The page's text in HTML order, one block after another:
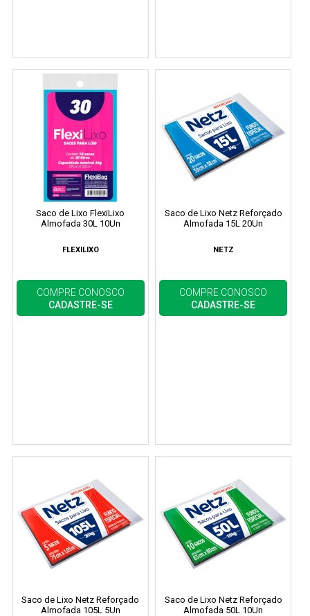
Saco de Lixo FlexiLixo
Almofada 30L 10Un
FLEXILIXO
COMPRE CONOSCO
CADASTRE-SE
Saco de Lixo Netz Reforçado
Almofada 15L 20Un
NETZ
COMPRE CONOSCO
CADASTRE-SE
Saco de Lixo Netz Reforçado
Almofada 105L 5Un
Saco de Lixo Netz Reforçado
Almofada 50L 10Un